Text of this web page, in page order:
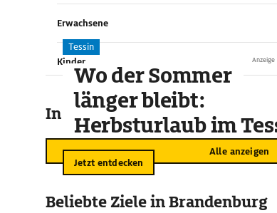
Erwachsene
Kinder
In der Umgebung
Alle anzeigen
Anzeige
Tessin
Wo der Sommer
länger bleibt:
Herbsturlaub im
Jetzt entdecken
Beliebte Ziele in Brandenburg